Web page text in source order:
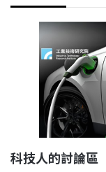
科技人的討論區